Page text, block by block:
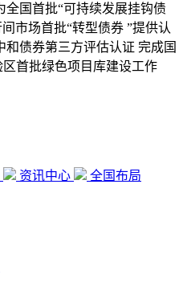
全国首批“可持续发展挂钩债
市场首批“转型债券 ”提供认
和债券第三方评估认证 完成国
首批绿色项目库建设工作
资讯中心
全国布局